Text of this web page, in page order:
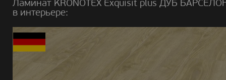
Ламинат KRONOTEX Exquisit plus ДУБ
в интерьере: